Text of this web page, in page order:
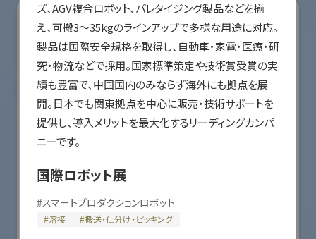
ズ、AGV複合ロボット、パレタイジング製品などを揃
え、可搬3〜35kgのラインアップで多様な用途に対応。
製品は国際安全規格を取得し、自動車・家電・医療・研
究・物流などで採用。国家標準策定や技術賞受賞の実
績も豊富で、中国国内のみならず海外にも拠点を展
開。日本でも関東拠点を中心に販売・技術サポートを
提供し、導入メリットを最大化するリーディングカンパ
ニーです。
国際ロボット展
#スマートプロダクションロボット
#溶接 #搬送・仕分け・ピッキング
川崎重工業株式会社
国際ロボット展
#スマートプロダクションロボット #スマートコミュニティロボット